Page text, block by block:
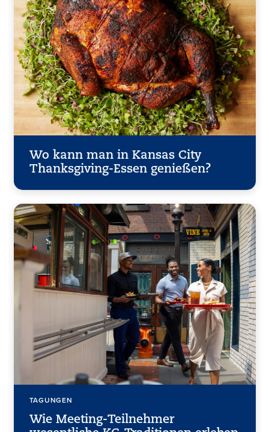
Wo kann man in Kansas City
Thanksgiving-Essen genießen?
TAGUNGEN
Wie Meeting-Teilnehmer